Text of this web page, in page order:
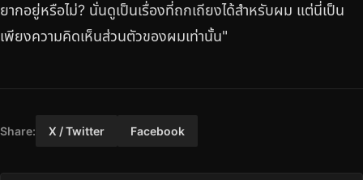
ยากอยู่หรือไม่? นั่นดูเป็นเรื่องที่ถกเถียงได้สำหรับผม แต่นี่เป็น
เพียงความคิดเห็นส่วนตัวของผมเท่านั้น"
Share: X / Twitter Facebook